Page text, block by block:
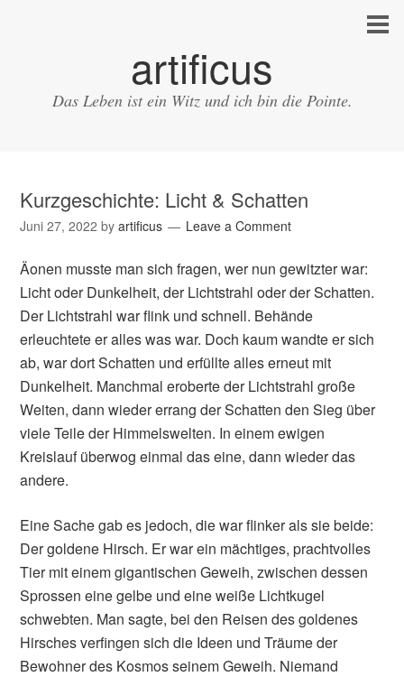
artificus
Das Leben ist ein Witz und ich bin die Pointe.
Kurzgeschichte: Licht & Schatten
Juni 27, 2022 byartificus Leave a Comment
Äonen musste man sich fragen, wer nun gewitzter war:
Licht oder Dunkelheit, der Lichtstrahl oder der Schatten.
Der Lichtstrahl war flink und schnell. Behände
erleuchtete er alles was war. Doch kaum wandte er sich
ab, war dort Schatten und erfüllte alles erneut mit
Dunkelheit. Manchmal eroberte der Lichtstrahl große
Weiten, dann wieder errang der Schatten den Sieg über
viele Teile der Himmelswelten. In einem ewigen
Kreislauf überwog einmal das eine, dann wieder das
andere.
Eine Sache gab es jedoch, die war flinker als sie beide:
Der goldene Hirsch. Er war ein mächtiges, prachtvolles
Tier mit einem gigantischen Geweih, zwischen dessen
Sprossen eine gelbe und eine weiße Lichtkugel
schwebten. Man sagte, bei den Reisen des goldenes
Hirsches verfingen sich die Ideen und Träume der
Bewohner des Kosmos seinem Geweih. Niemand